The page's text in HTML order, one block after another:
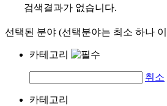
검색결과가 없습니다.
선택된 분야 (선택분야는 최소 하나
카테고리
취소
카테고리